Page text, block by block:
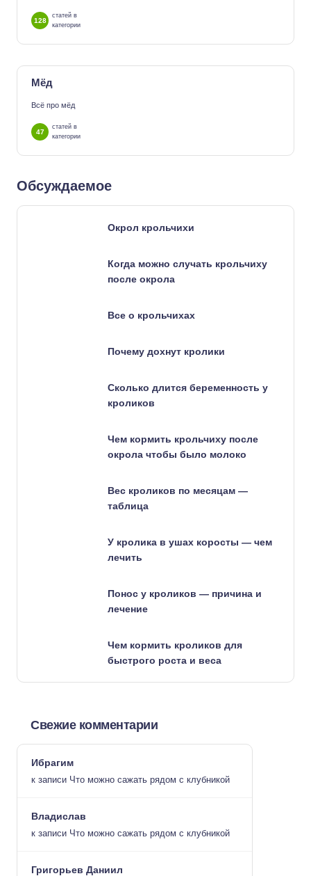
128
статей в
категории
Мёд
Всё про мёд
47
статей в
категории
Обсуждаемое
Окрол крольчихи
Когда можно случать крольчиху
после окрола
Все о крольчихах
Почему дохнут кролики
Сколько длится беременность у
кроликов
Чем кормить крольчиху после
окрола чтобы было молоко
Вес кроликов по месяцам —
таблица
У кролика в ушах коросты — чем
лечить
Понос у кроликов — причина и
лечение
Чем кормить кроликов для
быстрого роста и веса
Свежие комментарии
Ибрагим
к записи Что можно сажать рядом с клубникой
Владислав
к записи Что можно сажать рядом с клубникой
Григорьев Даниил